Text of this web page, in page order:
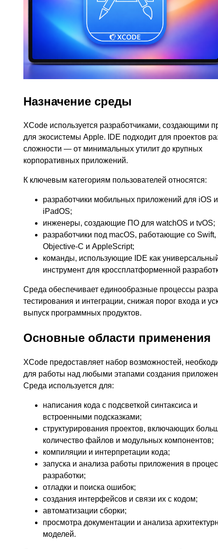
Назначение среды
XCode используется разработчиками, создающими
для экосистемы Apple. IDE подходит для проектов
сложности — от минимальных утилит до крупных
корпоративных приложений.
К ключевым категориям пользователей относятся:
разработчики мобильных приложений для iOS и
iPadOS;
инженеры, создающие ПО для watchOS и tvOS;
разработчики под macOS, работающие со Swift,
Objective-C и AppleScript;
команды, использующие IDE как
инструмент для кроссплатформенной
Среда обеспечивает единообразные процессы
тестирования и интеграции, снижая порог входа и
выпуск программных продуктов.
Основные области применения
XCode предоставляет набор возможностей,
для работы над любыми этапами создания
Среда используется для:
написания кода с подсветкой синтаксиса и
встроенными подсказками;
структурирования проектов, включающих
количество файлов и модульных компонентов;
компиляции и интерпретации кода;
запуска и анализа работы приложения в
разработки;
отладки и поиска ошибок;
создания интерфейсов и связи их с кодом;
автоматизации сборки;
просмотра документации и анализа
моделей.